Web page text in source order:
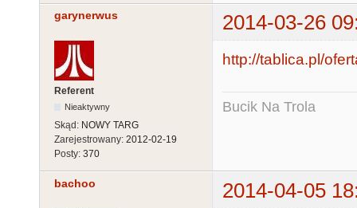
garynerwus 2014-03-26
Referent
Nieaktywny
Skąd: NOWY TARG
Zarejestrowany: 2012-02-19
Posty: 370
http://tablica.pl/
Bucik Na Trola
bachoo 2014-04-05